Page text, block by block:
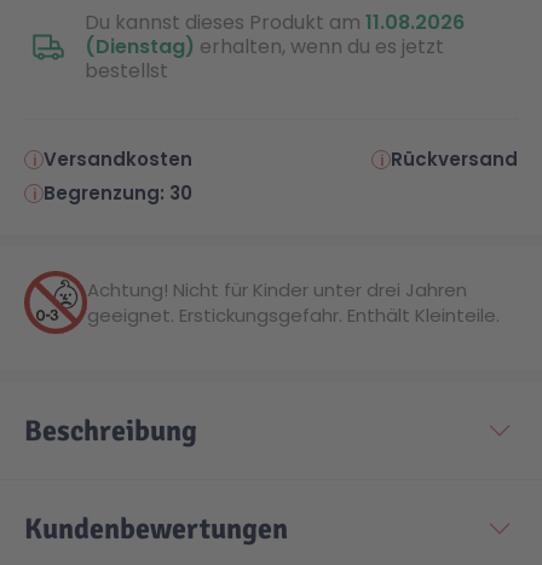
Technic
Aktion
LEGO® Blumen
Spiel-Ei
Du kannst dieses Produkt am 11.08.2026
(Dienstag) erhalten, wenn du es jetzt
bestellst
Versandkosten
Rückversand
Begrenzung: 30
Achtung! Nicht für Kinder unter drei Jahren
geeignet. Erstickungsgefahr. Enthält Kleinteile.
Beschreibung
Kundenbewertungen